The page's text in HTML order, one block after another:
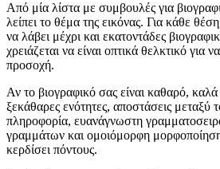
Από μία λίστα με συμβουλές για
λείπει το θέμα της εικόνας. Για κάθε
να λάβει μέχρι και εκατοντάδες
χρειάζεται να είναι οπτικά θελκτικό για
προσοχή.
Αν το βιογραφικό σας είναι καθαρό,
ξεκάθαρες ενότητες, αποστάσεις μεταξύ
πληροφορία, ευανάγνωστη
γραμμάτων και ομοιόμορφη
κερδίσει πόντους.